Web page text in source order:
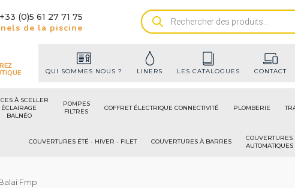
+33 (0)5 61 27 71 75
de la piscine
Recherche
de
QUI SOMMES NOUS ? LINERS LES CATALOGUES CONTACT
À SCELLER
ÉCLAIRAGE
BALNÉO
POMPES
FILTRES
COFFRET ÉLECTRIQUE CONNECTIVITÉ PLOMBERIE
COUVERTURES ÉTÉ - HIVER - FILET COUVERTURES À BARRES
COUVERTURES
AUTOMATIQUES
Fmp